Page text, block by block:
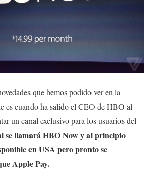
que hemos podido ver en la
es cuando ha salido el CEO de HBO al
un canal exclusivo para los usuarios del
se llamará HBO Now y al principio
en USA pero pronto se
Apple Pay.